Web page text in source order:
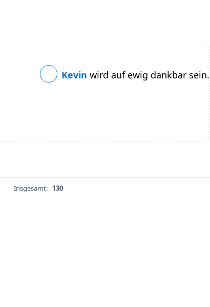
Kevin wird auf ewig dankbar sein.
Insgesamt: 130